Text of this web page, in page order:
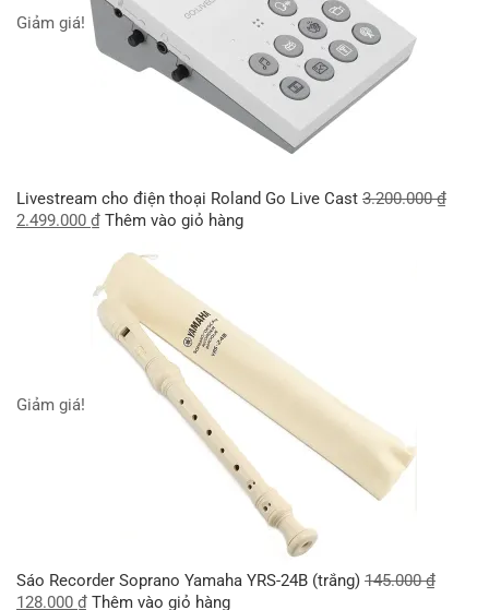
Giảm giá!
Livestream cho điện thoại Roland Go Live Cast 3.200.000₫
2.499.000 ₫ Thêm vào giỏ hàng
Giảm giá!
Sáo Recorder Soprano Yamaha YRS-24B (trắng) 145.000₫
128.000 ₫ Thêm vào giỏ hàng